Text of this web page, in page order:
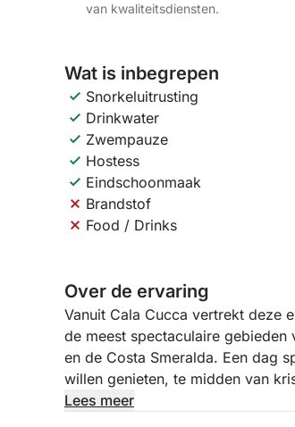
van kwaliteitsdiensten.
Wat is inbegrepen
Snorkeluitrusting
Drinkwater
Zwempauze
Hostess
Eindschoonmaak
Brandstof
Food / Drinks
Over de ervaring
Vanuit Cala Cucca vertrekt deze
de meest spectaculaire
en de Costa Smeralda. Een dag
willen genieten, te midden van
natuurlandschappen.
Lees meer